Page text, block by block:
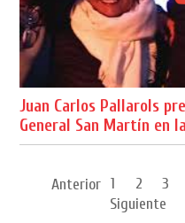
Juan Carlos Pallarols
General San Martín en
Anterior 1 2 3
Siguiente